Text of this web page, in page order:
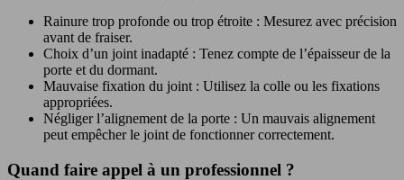
Rainure trop profonde ou trop étroite : Mesurez avec précision
avant de fraiser.
Choix d’un joint inadapté : Tenez compte de l’épaisseur de la
porte et du dormant.
Mauvaise fixation du joint : Utilisez la colle ou les fixations
appropriées.
Négliger l’alignement de la porte : Un mauvais alignement
peut empêcher le joint de fonctionner correctement.
Quand faire appel à un professionnel ?